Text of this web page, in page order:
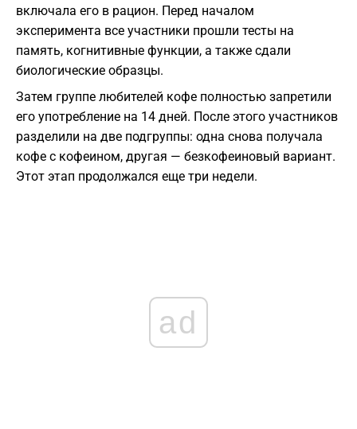
включала его в рацион. Перед началом
эксперимента все участники прошли тесты на
память, когнитивные функции, а также сдали
биологические образцы.
Затем группе любителей кофе полностью запретили
его употребление на 14 дней. После этого участников
разделили на две подгруппы: одна снова получала
кофе с кофеином, другая — безкофеиновый вариант.
Этот этап продолжался еще три недели.
ad